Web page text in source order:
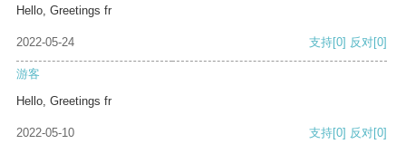
Hello, Greetings fr
2022-05-24 支持[0] 反对[0]
游客
Hello, Greetings fr
2022-05-10 支持[0] 反对[0]